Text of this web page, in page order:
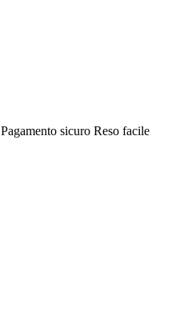
Pagamento sicuro Reso facile